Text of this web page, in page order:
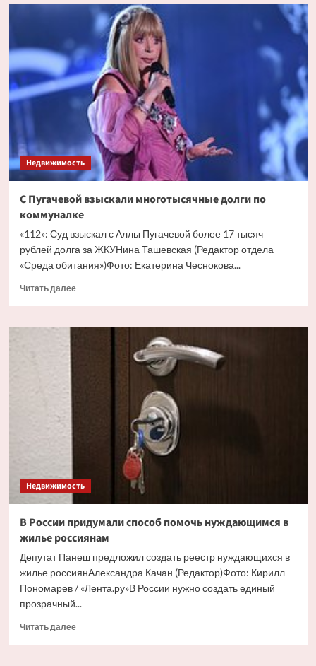
Ипотечные
каникулы
стали
доступны
для
семей
при
появлении
ребенка
Недвижимость
C Пугачевой взыскали многотысячные долги по
коммуналке
«112»: Суд взыскал с Аллы Пугачевой более 17 тысяч
рублей долга за ЖКУНина Ташевская (Редактор отдела
«Среда обитания»)Фото: Екатерина Чеснокова...
Читать далееПрочитать
C
многотысячные
Недвижимость
В России придумали способ помочь нуждающимся в
жилье россиянам
Депутат Панеш предложил создать реестр нуждающихся в
жилье россиянАлександра Качан (Редактор)Фото: Кирилл
Пономарев / «Лента.ру»В России нужно создать единый
прозрачный...
Читать далееПрочитать